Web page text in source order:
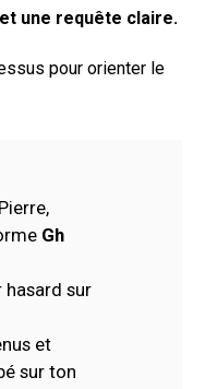
une requête claire.
pour orienter le
Gh
hasard sur
et
sur ton